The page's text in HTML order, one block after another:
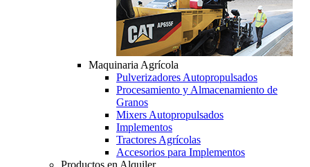
Maquinaria Agrícola
Pulverizadores Autopropulsados
Procesamiento y Almacenamiento de
Granos
Mixers Autopropulsados
Implementos
Tractores Agrícolas
Accesorios para Implementos
Productos en Alquiler